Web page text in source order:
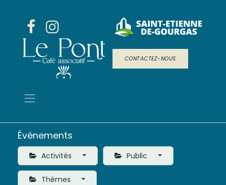
CONTACTEZ-NOUS
Événements
Activités Public
Thèmes